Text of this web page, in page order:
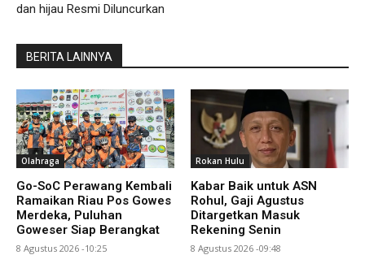
dan hijau Resmi Diluncurkan
BERITA LAINNYA
Olahraga
Go-SoC Perawang Kembali
Ramaikan Riau Pos Gowes
Merdeka, Puluhan
Goweser Siap Berangkat
8 Agustus 2026 -10:25
Rokan Hulu
Kabar Baik untuk ASN
Rohul, Gaji Agustus
Ditargetkan Masuk
Rekening Senin
8 Agustus 2026 -09:48